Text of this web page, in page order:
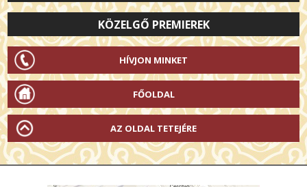
KÖZELGŐ PREMIEREK
HÍVJON MINKET
FŐOLDAL
AZ OLDAL TETEJÉRE